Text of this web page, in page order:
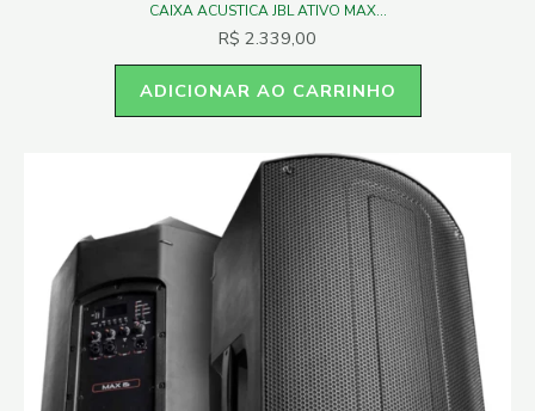
CAIXA ACUSTICA JBL ATIVO MAX...
R$ 2.339,00
ADICIONAR AO CARRINHO